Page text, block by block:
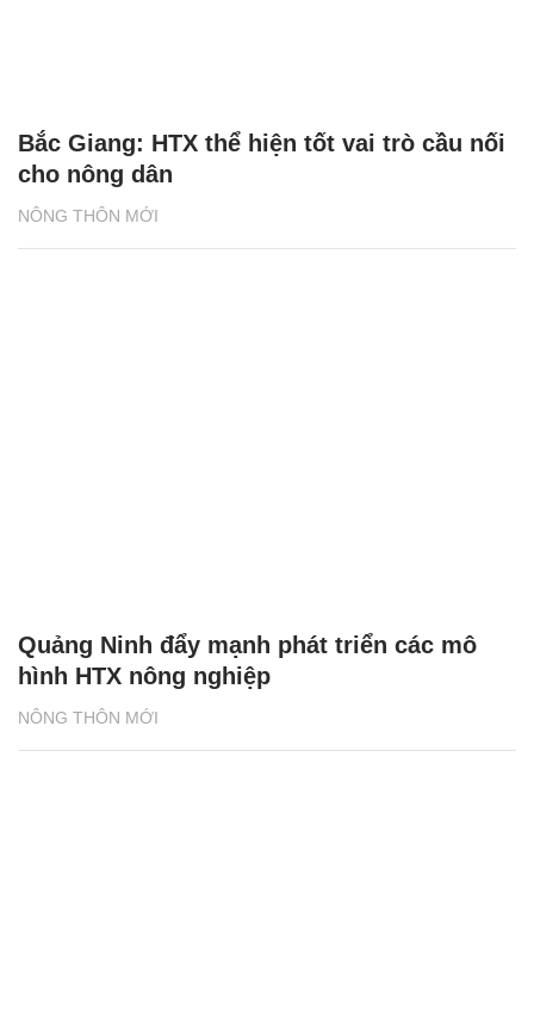
NÔNG THÔN MỚI
Bắc Giang: HTX thể hiện tốt vai trò cầu nối
cho nông dân
NÔNG THÔN MỚI
Quảng Ninh đẩy mạnh phát triển các mô
hình HTX nông nghiệp